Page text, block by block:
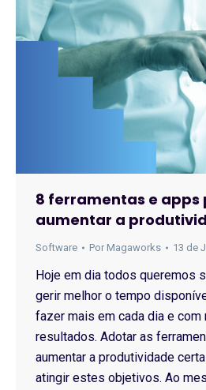
8 ferramentas e apps
aumentar a
Software Por Magaworks 13 de
Hoje em dia todos queremos
gerir melhor o tempo
fazer mais em cada dia e com
resultados. Adotar as
aumentar a produtividade
atingir estes objetivos. Ao